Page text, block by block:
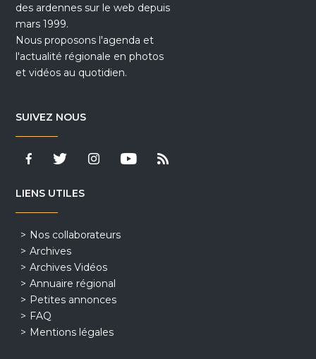
des ardennes sur le web depuis
mars 1999.
Nous proposons l'agenda et
l'actualité régionale en photos
et vidéos au quotidien.
SUIVEZ NOUS
LIENS UTILES
Nos collaborateurs
Archives
Archives Vidéos
Annuaire régional
Petites annonces
FAQ
Mentions légales